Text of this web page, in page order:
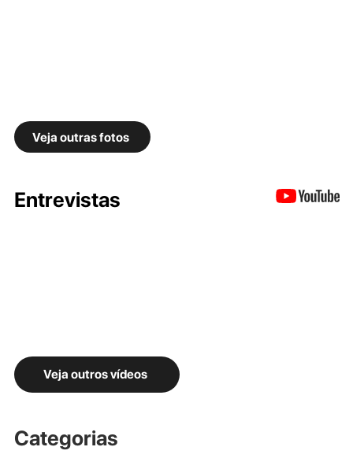
Veja outras fotos
Entrevistas
Veja outros vídeos
Categorias